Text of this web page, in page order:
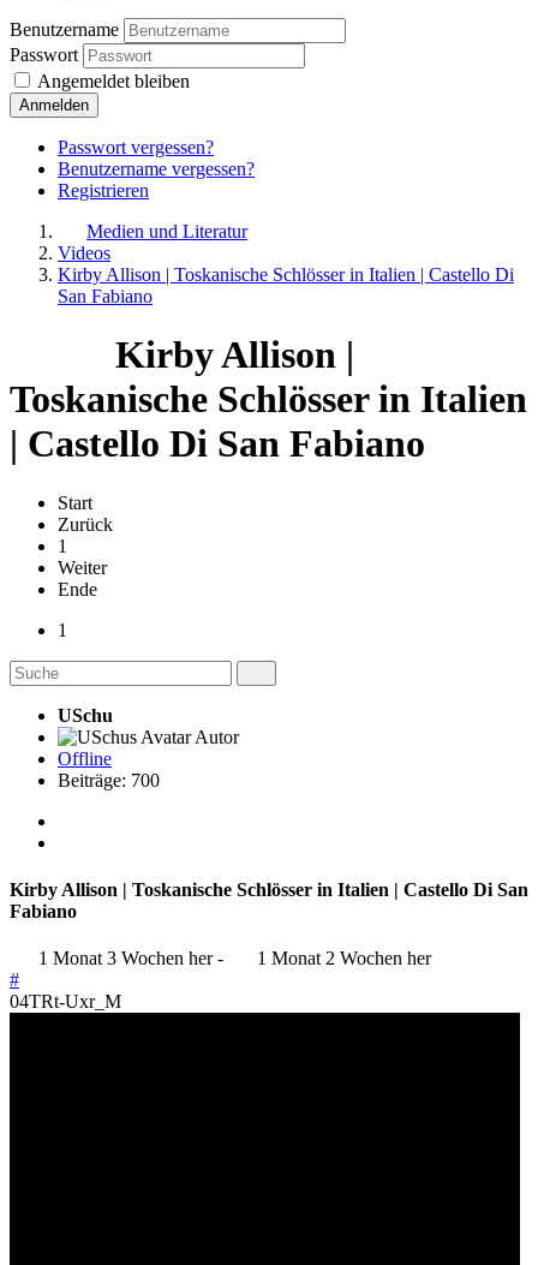
Benutzername
Passwort
Angemeldet bleiben
Anmelden
Passwort vergessen?
Benutzername vergessen?
Registrieren
Medien und Literatur
Videos
Kirby Allison | Toskanische Schlösser in Italien | Castello Di
San Fabiano
Kirby Allison |
Toskanische Schlösser in Italien
| Castello Di San Fabiano
Start
Zurück
1
Weiter
Ende
1
USchu
Autor
Offline
Beiträge: 700
Kirby Allison | Toskanische Schlösser in Italien | Castello Di San
Fabiano
1 Monat 3 Wochen her-
1 Monat 2 Wochen her
#
04TRt-Uxr_M